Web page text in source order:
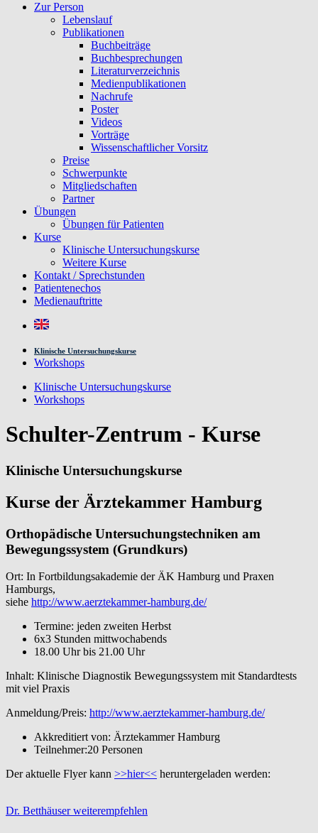
Zur Person
Lebenslauf
Publikationen
Buchbeiträge
Buchbesprechungen
Literaturverzeichnis
Medienpublikationen
Nachrufe
Poster
Videos
Vorträge
Wissenschaftlicher Vorsitz
Preise
Schwerpunkte
Mitgliedschaften
Partner
Übungen
Übungen für Patienten
Kurse
Klinische Untersuchungskurse
Weitere Kurse
Kontakt / Sprechstunden
Patientenechos
Medienauftritte
Klinische Untersuchungskurse
Workshops
Klinische Untersuchungskurse
Workshops
Schulter-Zentrum - Kurse
Klinische Untersuchungskurse
Kurse der Ärztekammer Hamburg
Orthopädische Untersuchungstechniken am
Bewegungssystem (Grundkurs)
Ort: In Fortbildungsakademie der ÄK Hamburg und Praxen
Hamburgs,
siehe http://www.aerztekammer-hamburg.de/
Termine: jeden zweiten Herbst
6x3 Stunden mittwochabends
18.00 Uhr bis 21.00 Uhr
Inhalt: Klinische Diagnostik Bewegungssystem mit Standardtests
mit viel Praxis
Anmeldung/Preis: http://www.aerztekammer-hamburg.de/
Akkreditiert von: Ärztekammer Hamburg
Teilnehmer:20 Personen
Der aktuelle Flyer kann >>hier<< heruntergeladen werden:
Dr. Betthäuser weiterempfehlen